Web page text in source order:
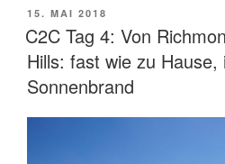
Von
Reeth
nach
Richmond:
Steinwände,
Wiesen
VERÖFFENTLICHT
AM
15. MAI 2018
C2C Tag 4: Von
Hills: fast wie zu Hause,
Sonnenbrand